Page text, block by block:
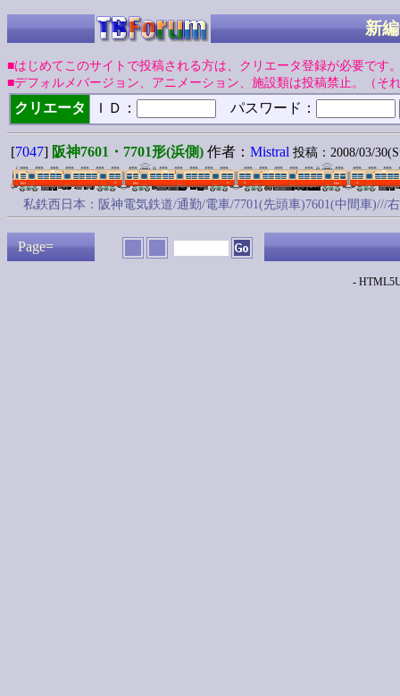
新
■はじめてこのサイトで投稿される方は、クリエータ登録が必要です
■デフォルメバージョン、アニメーション、施設類は投稿禁止。（そ
クリエータ ＩＤ： パスワード：
[7047] 阪神7601・7701形(浜側) 作者： Mistral 投稿：2008/03/
私鉄西日本：阪神電気鉄道/通勤/電車/7701(先頭車)7601(中間車)///
Page=
-